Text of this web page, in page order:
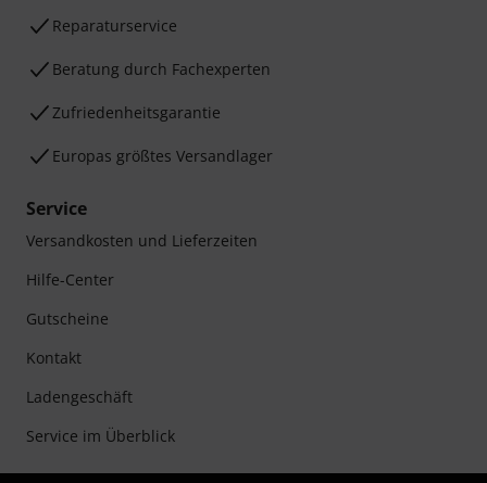
Reparaturservice
Beratung durch Fachexperten
Zufriedenheitsgarantie
Europas größtes Versandlager
Service
Versandkosten und Lieferzeiten
Hilfe-Center
Gutscheine
Kontakt
Ladengeschäft
Service im Überblick